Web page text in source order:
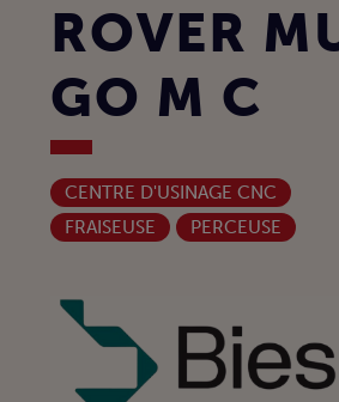
ROVER
GO M C
CENTRE D'USINAGE CNC
FRAISEUSE
PERCEUSE